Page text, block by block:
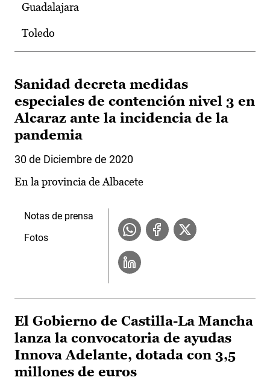
Guadalajara
Toledo
Sanidad decreta medidas
especiales de contención nivel 3 en
Alcaraz ante la incidencia de la
pandemia
30 de Diciembre de 2020
En la provincia de Albacete
Notas de prensa
Fotos
El Gobierno de Castilla-La Mancha
lanza la convocatoria de ayudas
Innova Adelante, dotada con 3,5
millones de euros